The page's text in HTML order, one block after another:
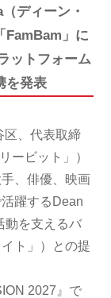
ディーン・
FamBam」に
ットフォーム
を発表
区、代表取締
ービット」）
、俳優、映画
躍するDean
動を支えるバ
ト」）との提
2027』で